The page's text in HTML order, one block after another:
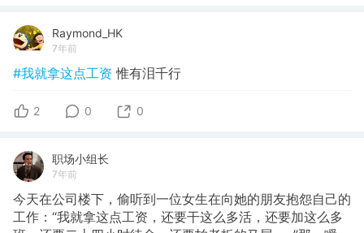
Raymond_HK
7年前
#我就拿这点工资惟有泪千行
2 0 0
职场小组长
7年前
今天在公司楼下，偷听到一位女生在向她的朋友抱怨自己的
工作：“我就拿这点工资，还要干这么多活，还要加这么多